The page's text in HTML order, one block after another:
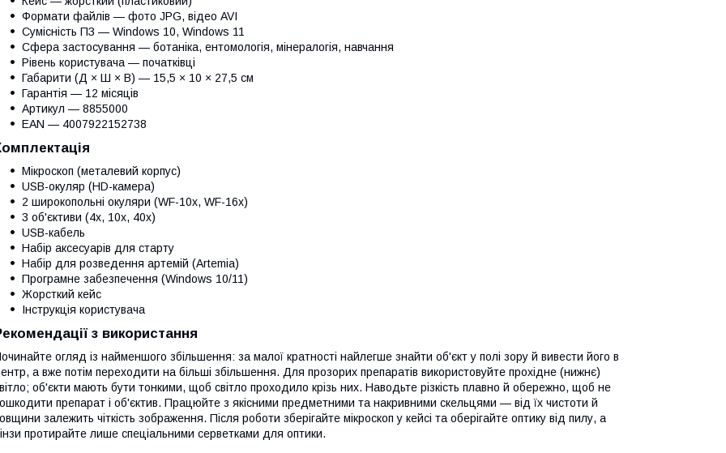
Формати файлів — фото JPG, відео AVI
Сумісність ПЗ — Windows 10, Windows 11
Сфера застосування — ботаніка, ентомологія, мінералогія, навчання
Рівень користувача — початківці
Габарити (Д × Ш × В) — 15,5 × 10 × 27,5 см
Гарантія — 12 місяців
Артикул — 8855000
EAN — 4007922152738
Мікроскоп (металевий корпус)
USB-окуляр (HD-камера)
2 широкопольні окуляри (WF-10x, WF-16x)
3 об'єктиви (4x, 10x, 40x)
USB-кабель
Набір аксесуарів для старту
Набір для розведення артемій (Artemia)
Програмне забезпечення (Windows 10/11)
Жорсткий кейс
Інструкція користувача
з використання
огляд із найменшого збільшення: за малої кратності найлегше знайти об'єкт у полі зору й вивести його в
а вже потім переходити на більші збільшення. Для прозорих препаратів використовуйте прохідне (нижнє)
об'єкти мають бути тонкими, щоб світло проходило крізь них. Наводьте різкість плавно й обережно, щоб не
препарат і об'єктив. Працюйте з якісними предметними та накривними скельцями — від їх чистоти й
залежить чіткість зображення. Після роботи зберігайте мікроскоп у кейсі та оберігайте оптику від пилу, а
протирайте лише спеціальними серветками для оптики.